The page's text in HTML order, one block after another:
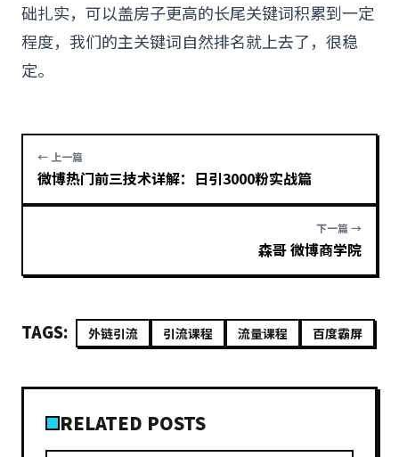
础扎实，可以盖房子更高的长尾关键词积累到一定
程度，我们的主关键词自然排名就上去了，很稳
定。
← 上一篇
微博热门前三技术详解：日引3000粉实战篇
下一篇 →
森哥 微博商学院
TAGS: 外链引流 引流课程 流量课程 百度霸屏
RELATED POSTS